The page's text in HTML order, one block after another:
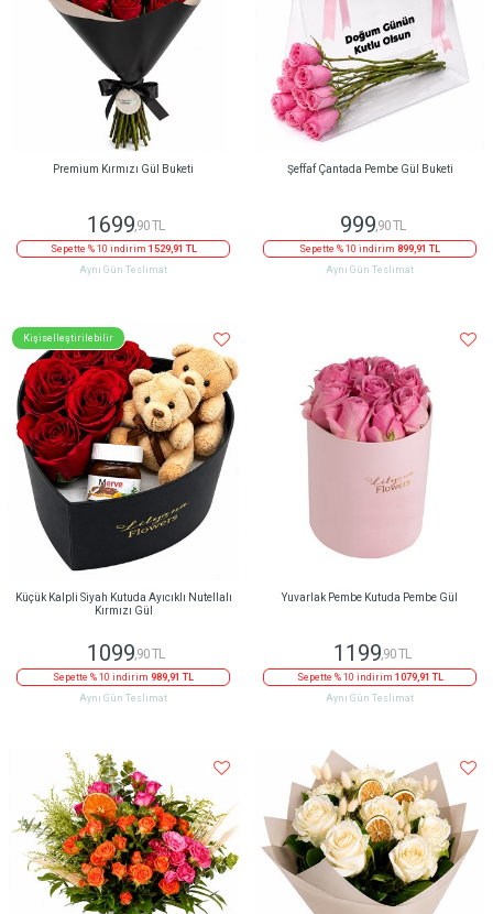
Premium Kırmızı Gül Buketi
1699,90 TL
Sepette % 10 indirim 1529,91 TL
Aynı Gün Teslimat
Şeffaf Çantada Pembe Gül Buketi
999,90 TL
Sepette % 10 indirim 899,91 TL
Aynı Gün Teslimat
Kişiselleştirilebilir
Küçük Kalpli Siyah Kutuda Ayıcıklı Nutellalı
Kırmızı Gül
1099 ,90 TL
Sepette % 10 indirim 989,91 TL
Aynı Gün Teslimat
Yuvarlak Pembe Kutuda Pembe Gül
1199 ,90 TL
Sepette % 10 indirim 1079,91 TL
Aynı Gün Teslimat